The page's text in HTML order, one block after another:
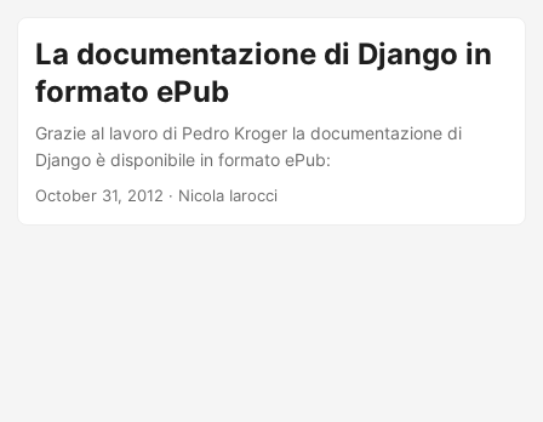
La documentazione di Django in
formato ePub
Grazie al lavoro di Pedro Kroger la documentazione di
Django è disponibile in formato ePub:
October 31, 2012 · Nicola Iarocci